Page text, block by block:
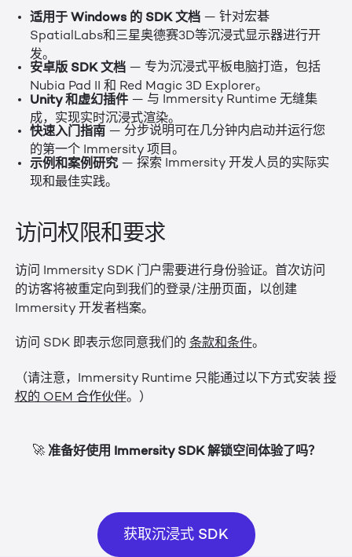
适用于 Windows 的 SDK 文档 — 针对宏碁
SpatialLabs和三星奥德赛3D等沉浸式显示器进行开
发。
安卓版 SDK 文档 — 专为沉浸式平板电脑打造，包括
Nubia Pad II 和 Red Magic 3D Explorer。
Unity 和虚幻插件 — 与 Immersity Runtime 无缝集
成，实现实时沉浸式渲染。
快速入门指南 — 分步说明可在几分钟内启动并运行您
的第一个 Immersity 项目。
示例和案例研究 — 探索 Immersity 开发人员的实际实
现和最佳实践。
访问权限和要求
访问 Immersity SDK 门户需要进行身份验证。首次访问
的访客将被重定向到我们的登录/注册页面，以创建
Immersity 开发者档案。
访问 SDK 即表示您同意我们的 条款和条件。
（请注意，Immersity Runtime 只能通过以下方式安装 授
权的 OEM 合作伙伴。）
🚀 准备好使用 Immersity SDK 解锁空间体验了吗？
获取沉浸式 SDK
获取沉浸式 SDK